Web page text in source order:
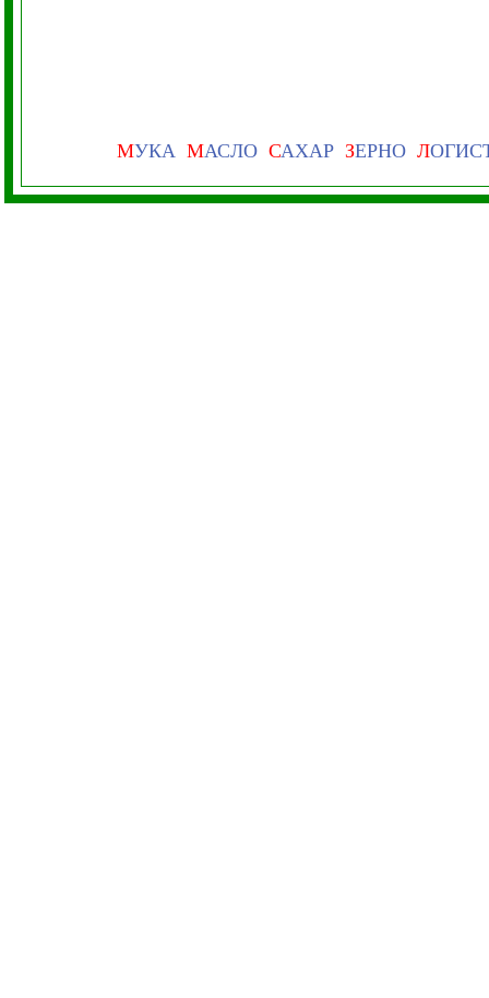
МУКА МАСЛО САХАР ЗЕРНО Л